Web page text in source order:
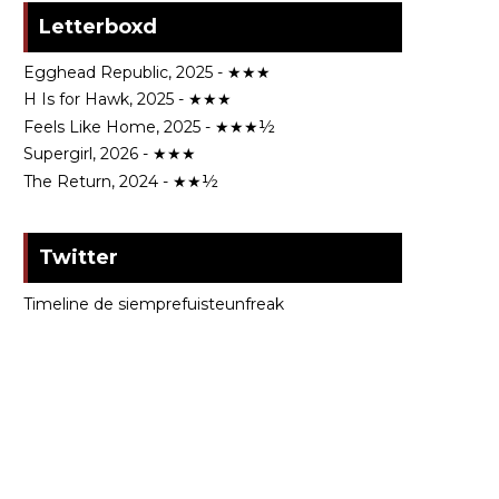
Letterboxd
Egghead Republic, 2025 - ★★★
H Is for Hawk, 2025 - ★★★
Feels Like Home, 2025 - ★★★½
Supergirl, 2026 - ★★★
The Return, 2024 - ★★½
Twitter
Timeline de siemprefuisteunfreak